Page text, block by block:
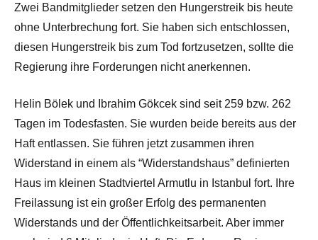
Zwei Bandmitglieder setzen den Hungerstreik bis heute
ohne Unterbrechung fort. Sie haben sich entschlossen,
diesen Hungerstreik bis zum Tod fortzusetzen, sollte die
Regierung ihre Forderungen nicht anerkennen.
Helin Bölek und Ibrahim Gökcek sind seit 259 bzw. 262
Tagen im Todesfasten. Sie wurden beide bereits aus der
Haft entlassen. Sie führen jetzt zusammen ihren
Widerstand in einem als “Widerstandshaus” definierten
Haus im kleinen Stadtviertel Armutlu in Istanbul fort. Ihre
Freilassung ist ein großer Erfolg des permanenten
Widerstands und der Öffentlichkeitsarbeit. Aber immer